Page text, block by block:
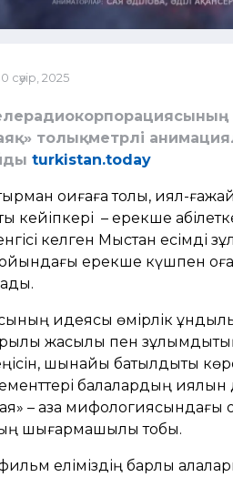
сәуір, 2025
толықметрлі
turkistan.today
оқиғаға толы, қиял-
кейіпкері – ерекше
келген Мыстан есімді
ерекше күшпен
идеясы өмірлік
жақсылық пен
шынайы батылдықты
балалардың
– қазақ
шығармашылық тобы.
еліміздің барлық